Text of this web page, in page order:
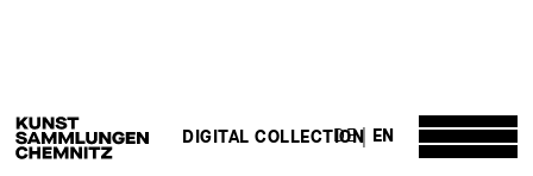
DE EN
DIGITAL COLLECTION